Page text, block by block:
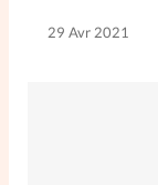
29 Avr 2021